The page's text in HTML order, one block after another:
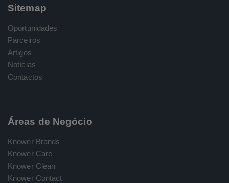
Sitemap
Oportunidades
Parceiros
Artigos
Notícias
Contactos
Áreas de Negócio
Knower Brands
Knower Care
Knower Clean
Knower Contact